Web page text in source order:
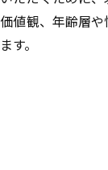
価値観、年齢層
ます。